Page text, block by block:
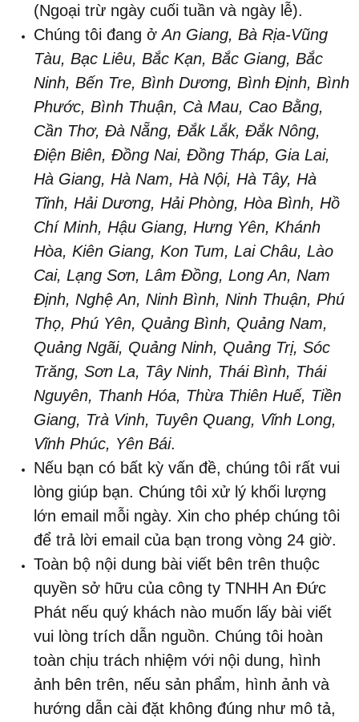
(Ngoại trừ ngày cuối tuần và ngày lễ).
Chúng tôi đang ởAn Giang, Bà Rịa-Vũng
Tàu, Bạc Liêu, Bắc Kạn, Bắc Giang, Bắc
Ninh, Bến Tre, Bình Dương, Bình Định, Bình
Phước, Bình Thuận, Cà Mau, Cao Bằng,
Cần Thơ, Đà Nẵng, Đắk Lắk, Đắk Nông,
Điện Biên, Đồng Nai, Đồng Tháp, Gia Lai,
Hà Giang, Hà Nam, Hà Nội, Hà Tây, Hà
Tĩnh, Hải Dương, Hải Phòng, Hòa Bình, Hồ
Chí Minh, Hậu Giang, Hưng Yên, Khánh
Hòa, Kiên Giang, Kon Tum, Lai Châu, Lào
Cai, Lạng Sơn, Lâm Đồng, Long An, Nam
Định, Nghệ An, Ninh Bình, Ninh Thuận, Phú
Thọ, Phú Yên, Quảng Bình, Quảng Nam,
Quảng Ngãi, Quảng Ninh, Quảng Trị, Sóc
Trăng, Sơn La, Tây Ninh, Thái Bình, Thái
Nguyên, Thanh Hóa, Thừa Thiên Huế, Tiền
Giang, Trà Vinh, Tuyên Quang, Vĩnh Long,
Vĩnh Phúc, Yên Bái.
Nếu bạn có bất kỳ vấn đề, chúng tôi rất vui
lòng giúp bạn. Chúng tôi xử lý khối lượng
lớn email mỗi ngày. Xin cho phép chúng tôi
để trả lời email của bạn trong vòng 24 giờ.
Toàn bộ nội dung bài viết bên trên thuộc
quyền sở hữu của công ty TNHH An Đức
Phát nếu quý khách nào muốn lấy bài viết
vui lòng trích dẫn nguồn. Chúng tôi hoàn
toàn chịu trách nhiệm với nội dung, hình
ảnh bên trên, nếu sản phẩm, hình ảnh và
hướng dẫn cài đặt không đúng như mô tả,